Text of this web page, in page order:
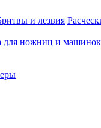
и лезвия
для ножниц и машинок